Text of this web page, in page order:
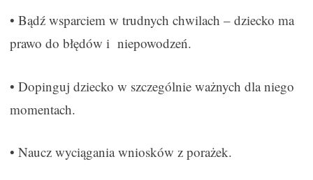
• Bądź wsparciem w trudnych chwilach – dziecko ma
prawo do błędów i niepowodzeń.
• Dopinguj dziecko w szczególnie ważnych dla niego
momentach.
• Naucz wyciągania wniosków z porażek.